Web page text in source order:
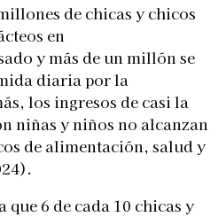
de chicas y chicos
en
y más de un millón se
diaria por la
los ingresos de casi la
niñas y niños no alcanzan
de alimentación, salud y
que 6 de cada 10 chicas y